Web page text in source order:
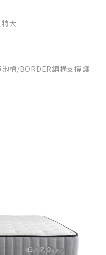
大
棉/BORDER鋼構支撐護